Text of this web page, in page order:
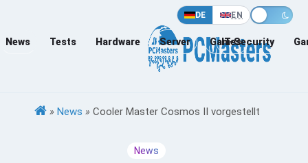
DE EN
News Tests Hardware Server Games
IT-Security
» News » Cooler Master Cosmos II vorgestellt
News